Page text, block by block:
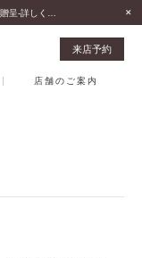
来店予約
店舗のご案内